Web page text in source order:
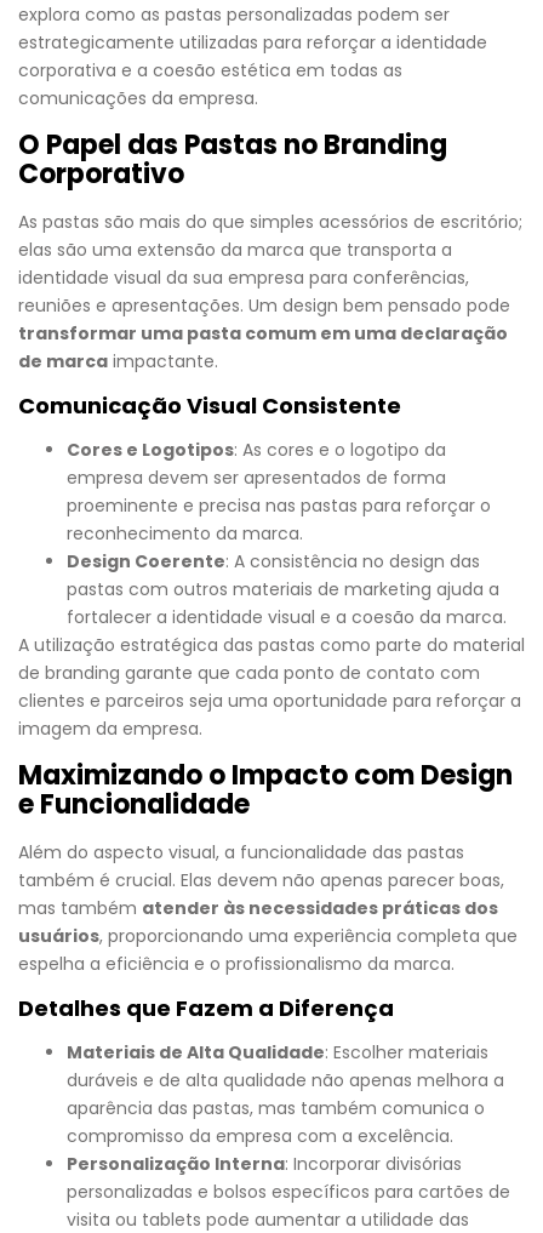
explora como as pastas personalizadas podem ser
estrategicamente utilizadas para reforçar a identidade
corporativa e a coesão estética em todas as
comunicações da empresa.
O Papel das Pastas no Branding
Corporativo
As pastas são mais do que simples acessórios de escritório;
elas são uma extensão da marca que transporta a
identidade visual da sua empresa para conferências,
reuniões e apresentações. Um design bem pensado pode
transformar uma pasta comum em uma declaração
de marca impactante.
Comunicação Visual Consistente
Cores e Logotipos: As cores e o logotipo da
empresa devem ser apresentados de forma
proeminente e precisa nas pastas para reforçar o
reconhecimento da marca.
Design Coerente: A consistência no design das
pastas com outros materiais de marketing ajuda a
fortalecer a identidade visual e a coesão da marca.
A utilização estratégica das pastas como parte do material
de branding garante que cada ponto de contato com
clientes e parceiros seja uma oportunidade para reforçar a
imagem da empresa.
Maximizando o Impacto com Design
e Funcionalidade
Além do aspecto visual, a funcionalidade das pastas
também é crucial. Elas devem não apenas parecer boas,
mas também atender às necessidades práticas dos
usuários, proporcionando uma experiência completa que
espelha a eficiência e o profissionalismo da marca.
Detalhes que Fazem a Diferença
Materiais de Alta Qualidade: Escolher materiais
duráveis e de alta qualidade não apenas melhora a
aparência das pastas, mas também comunica o
compromisso da empresa com a excelência.
Personalização Interna: Incorporar divisórias
personalizadas e bolsos específicos para cartões de
visita ou tablets pode aumentar a utilidade das